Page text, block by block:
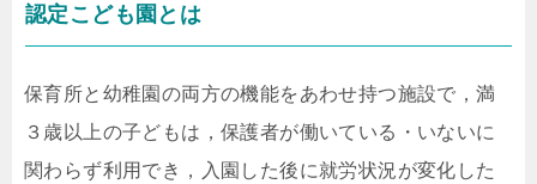
認定こども園とは
保育所と幼稚園の両方の機能をあわせ持つ施設で，満
３歳以上の子どもは，保護者が働いている・いないに
関わらず利用でき，入園した後に就労状況が変化した